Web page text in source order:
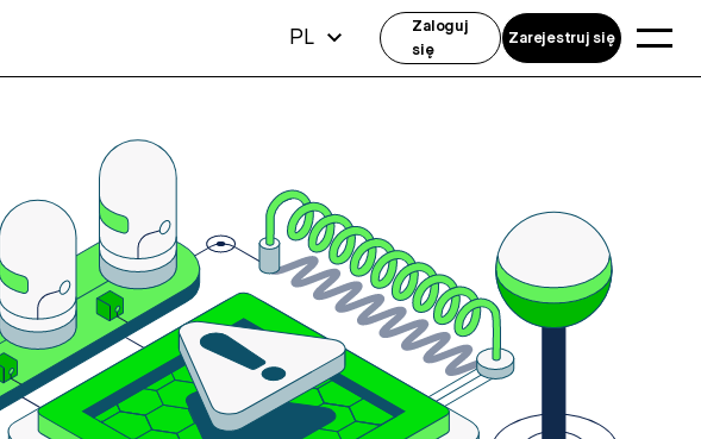
PL
Zaloguj
się
Zarejestruj się